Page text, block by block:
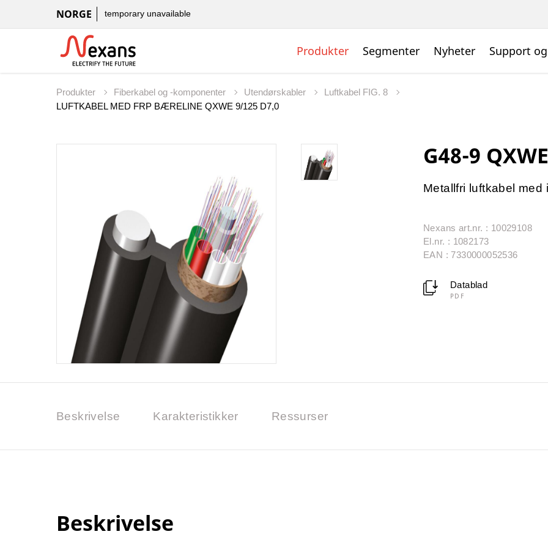
NORGE temporary unavailable
Produkter Segmenter Nyheter Support
Produkter Fiberkabel og -komponenter Utendørskabler
Luftkabel FIG. 8
LUFTKABEL MED FRP BÆRELINE QXWE 9/125 D7,0
G48-9
Metallfri luftkabel med
Nexans art.nr. : 10029108
El.nr. : 1082173
EAN : 7330000052536
Datablad
PDF
Beskrivelse Karakteristikker Ressurser
Beskrivelse